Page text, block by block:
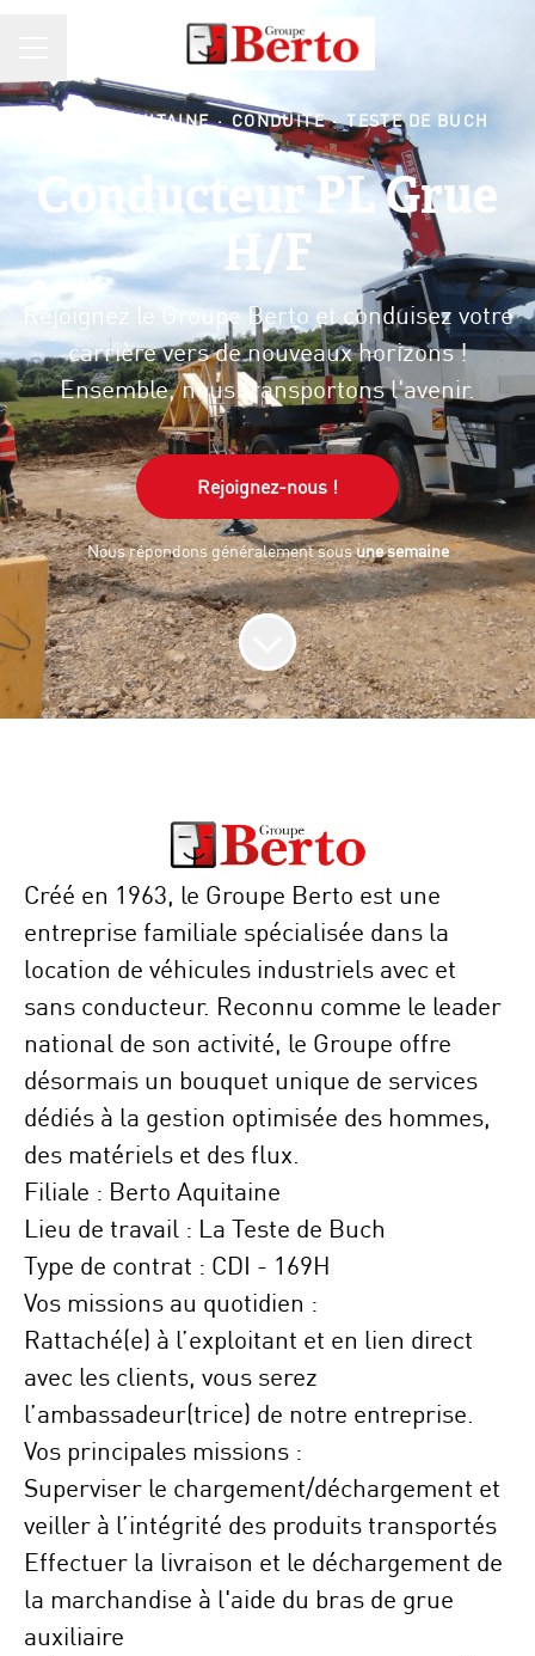
BERTO AQUITAINE · CONDUITE · TESTE DE BUCH
Conducteur PL Grue
H/F
Rejoignez le Groupe Berto et conduisez votre
carrière vers de nouveaux horizons !
Ensemble, nous transportons l'avenir.
Rejoignez-nous !
Nous répondons généralement sousune semaine
Créé en 1963, le Groupe Berto est une
entreprise familiale spécialisée dans la
location de véhicules industriels avec et
sans conducteur. Reconnu comme le leader
national de son activité, le Groupe offre
désormais un bouquet unique de services
dédiés à la gestion optimisée des hommes,
des matériels et des flux.
Filiale : Berto Aquitaine
Lieu de travail : La Teste de Buch
Type de contrat : CDI - 169H
Vos missions au quotidien :
Rattaché(e) à l’exploitant et en lien direct
avec les clients, vous serez
l’ambassadeur(trice) de notre entreprise.
Vos principales missions :
Superviser le chargement/déchargement et
veiller à l’intégrité des produits transportés
Effectuer la livraison et le déchargement de
la marchandise à l'aide du bras de grue
auxiliaire